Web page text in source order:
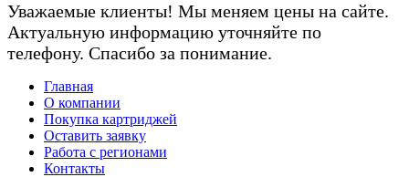
Уважаемые клиенты! Мы меняем цены на сайте.
Актуальную информацию уточняйте по
телефону. Спасибо за понимание.
Главная
О компании
Покупка картриджей
Оставить заявку
Работа с регионами
Контакты